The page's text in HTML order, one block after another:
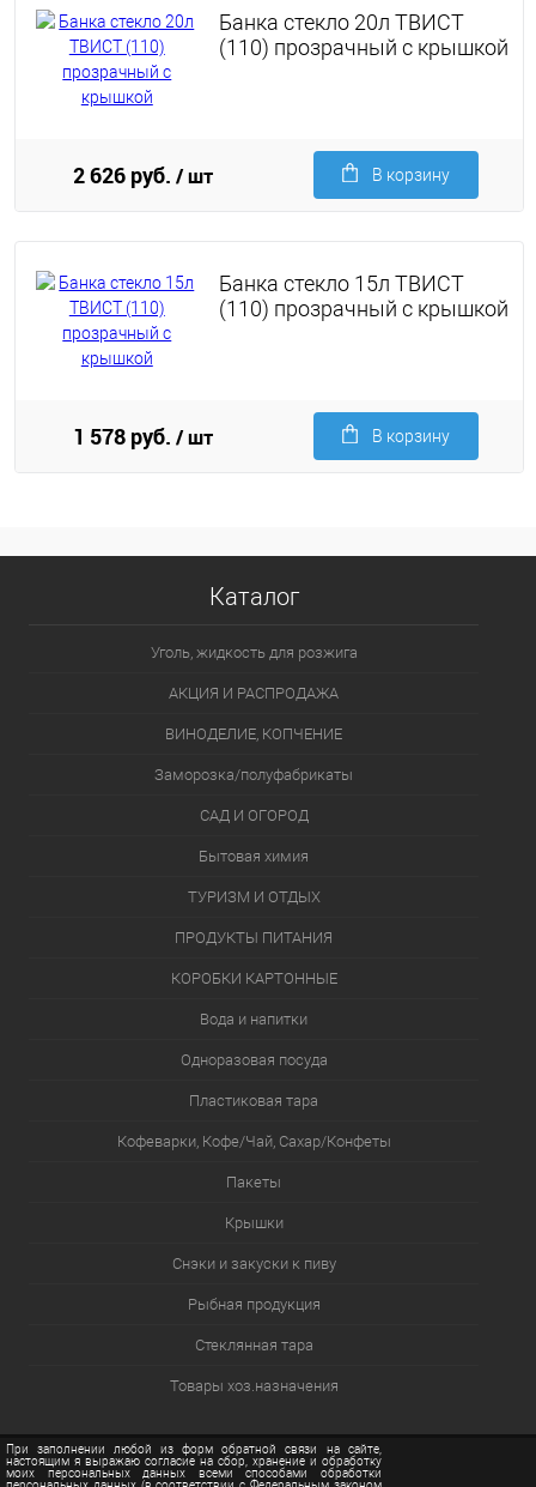
Банка стекло 20л ТВИСТ
(110) прозрачный с крышкой
2 626 руб. / шт В корзину
Банка стекло 15л ТВИСТ
(110) прозрачный с крышкой
1 578 руб. / шт В корзину
Каталог
Уголь, жидкость для розжига
АКЦИЯ И РАСПРОДАЖА
ВИНОДЕЛИЕ, КОПЧЕНИЕ
Заморозка/полуфабрикаты
САД И ОГОРОД
Бытовая химия
ТУРИЗМ И ОТДЫХ
ПРОДУКТЫ ПИТАНИЯ
КОРОБКИ КАРТОННЫЕ
Вода и напитки
Одноразовая посуда
Пластиковая тара
Кофеварки, Кофе/Чай, Сахар/Конфеты
Пакеты
Крышки
Снэки и закуски к пиву
Рыбная продукция
Стеклянная тара
Товары хоз.назначения
При заполнении любой из форм обратной связи на сайте,
настоящим я выражаю согласие на сбор, хранение и обработку
моих персональных данных всеми способами обработки